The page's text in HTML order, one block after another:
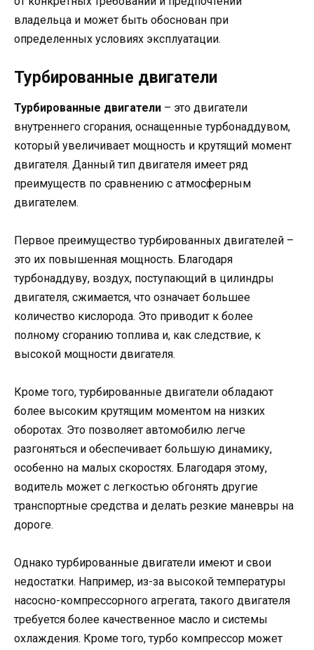
владельца и может быть обоснован при
определенных условиях эксплуатации.
Турбированные двигатели
Турбированные двигатели – это двигатели
внутреннего сгорания, оснащенные турбонаддувом,
который увеличивает мощность и крутящий момент
двигателя. Данный тип двигателя имеет ряд
преимуществ по сравнению с атмосферным
двигателем.
Первое преимущество турбированных двигателей –
это их повышенная мощность. Благодаря
турбонаддуву, воздух, поступающий в цилиндры
двигателя, сжимается, что означает большее
количество кислорода. Это приводит к более
полному сгоранию топлива и, как следствие, к
высокой мощности двигателя.
Кроме того, турбированные двигатели обладают
более высоким крутящим моментом на низких
оборотах. Это позволяет автомобилю легче
разгоняться и обеспечивает большую динамику,
особенно на малых скоростях. Благодаря этому,
водитель может с легкостью обгонять другие
транспортные средства и делать резкие маневры на
дороге.
Однако турбированные двигатели имеют и свои
недостатки. Например, из-за высокой температуры
насосно-компрессорного агрегата, такого двигателя
требуется более качественное масло и системы
охлаждения. Кроме того, турбо компрессор может